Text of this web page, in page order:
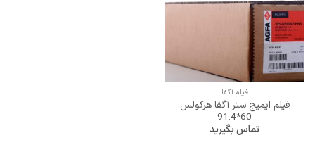
فیلم آگفا
فیلم ایمیج ستر آگفا هرکولس
60*91.4
تماس بگیرید